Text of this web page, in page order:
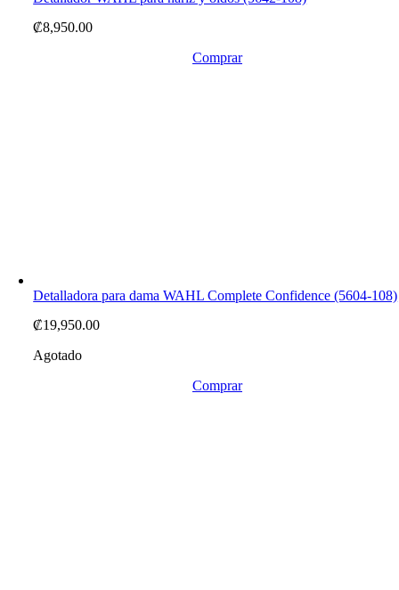
₡8,950.00
Comprar
Detalladora para dama WAHL Complete Confidence (5604-108)
₡19,950.00
Agotado
Comprar